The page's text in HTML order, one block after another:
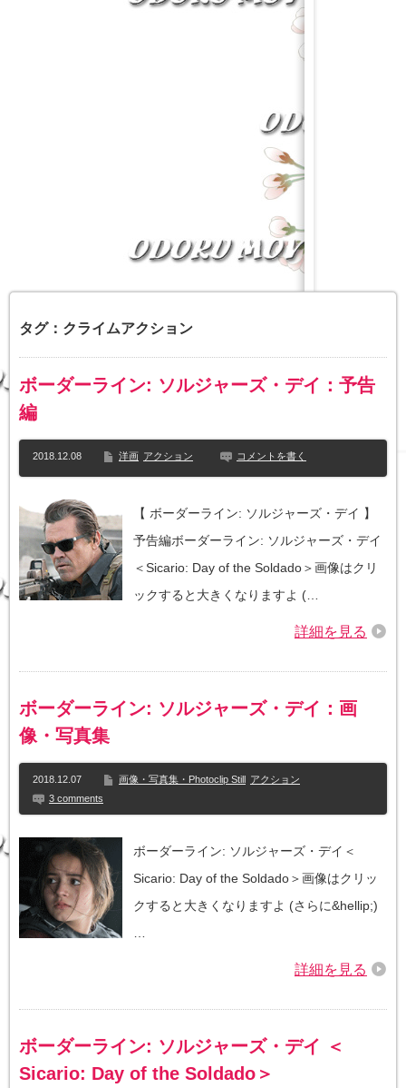
タグ：クライムアクション
ボーダーライン: ソルジャーズ・デイ：予告
編
2018.12.08 洋画 アクション コメントを書く
【 ボーダーライン: ソルジャーズ・デイ 】
予告編ボーダーライン: ソルジャーズ・デイ
＜Sicario: Day of the Soldado＞画像はクリ
ックすると大きくなりますよ (…
詳細を見る
ボーダーライン: ソルジャーズ・デイ：画
像・写真集
2018.12.07 画像・写真集・Photoclip Still
アクション
3 comments
ボーダーライン: ソルジャーズ・デイ＜
Sicario: Day of the Soldado＞画像はクリッ
クすると大きくなりますよ (さらに&hellip;)
…
詳細を見る
ボーダーライン: ソルジャーズ・デイ ＜
Sicario: Day of the Soldado＞